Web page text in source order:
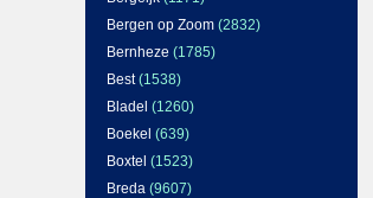
Bergen op Zoom (2832)
Bernheze (1785)
Best(1538)
Bladel (1260)
Boekel (639)
Boxtel (1523)
Breda (9607)